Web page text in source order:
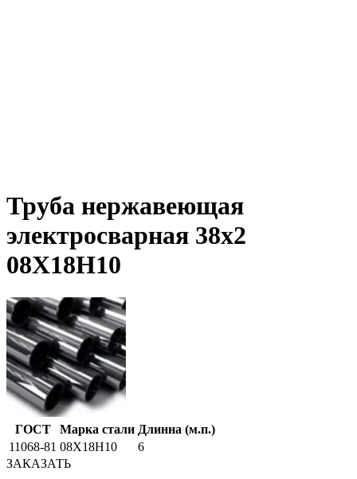
Труба нержавеющая
электросварная 38х2
08Х18Н10
ГОСТ Марка стали Длинна (м.п.)
11068-81 08Х18Н10
6
ЗАКАЗАТЬ